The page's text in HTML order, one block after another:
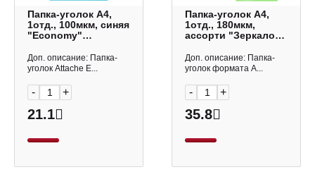
Папка-уголок А4,
1отд., 100мкм, синяя
"Economy"
Доп. описание: Папка-
уголок Attache E...
- +
21.1
Папка-уголок А4,
1отд., 180мкм,
ассорти "Зеркало
Krause
Доп. описание: Папка-
уголок формата А...
- +
35.8